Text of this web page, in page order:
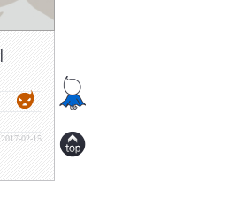
2017-02-15